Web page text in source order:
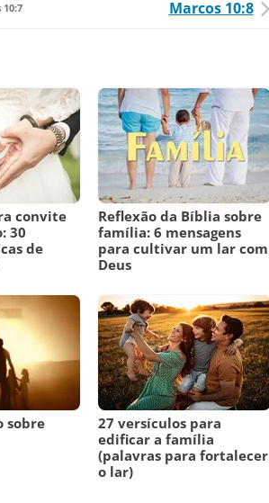
10:7 Marcos 10:8
convite
30
de
Reflexão da Bíblia sobre
família: 6 mensagens
para cultivar um lar com
Deus
sobre
27 versículos para
edificar a família
(palavras para fortalecer
o lar)